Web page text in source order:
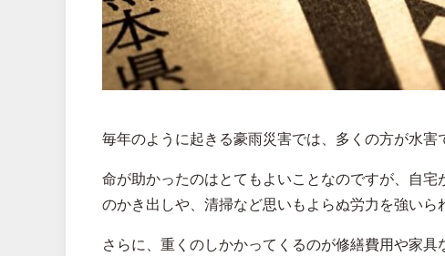
毎年のように起きる豪雨災害では、多くの方が水害
命が助かったのはとてもよいことなのですが、自
のかき出しや、清掃など思いもよらぬ労力を強いら
さらに、重くのしかかってくるのが修繕費用や家